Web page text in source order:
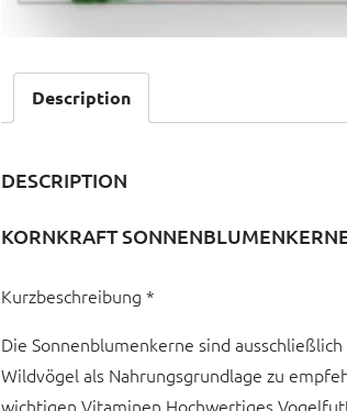
Description
DESCRIPTION
KORNKRAFT
Kurzbeschreibung *
Die Sonnenblumenkerne sind
Wildvögel als Nahrungsgrundlage zu
wichtigen Vitaminen Hochwertiges